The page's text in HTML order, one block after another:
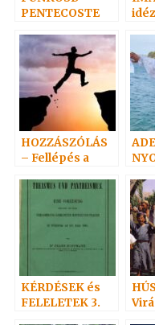
PENTECOSTE
HOZZÁSZÓLÁS
– Fellépés a
mellett
KÉRDÉSEK és
FELELETEK 3.